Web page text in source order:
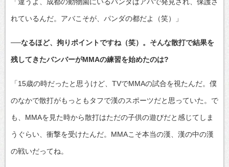
れているんだ。アバこそが、パンダの都だよ（笑）」
──なるほど、拘りポイントですね（笑）。そんな散打で結果を
残してきたバンバーがMMAの練習を始めたのは?
「15歳の時だったと思うけど、TVでMMAの試合を視たんだ。僕
のなかで散打がもっともタフで漢のスポーツだと思っていた。で
も、MMAを見た時から散打はただの子供の遊びだと感じてしま
うぐらい、衝撃を受けたんだ。MMAこそ本当の漢、漢の中の漢
の戦いだってね。